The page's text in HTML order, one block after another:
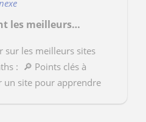
Quels sont les meilleurs sites pour apprendre les maths ?
sur les meilleurs sites
: 🔎 Points clés à
un site pour apprendre